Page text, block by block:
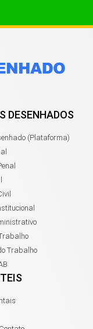
DESENHADOS
(Plataforma)
Trabalho